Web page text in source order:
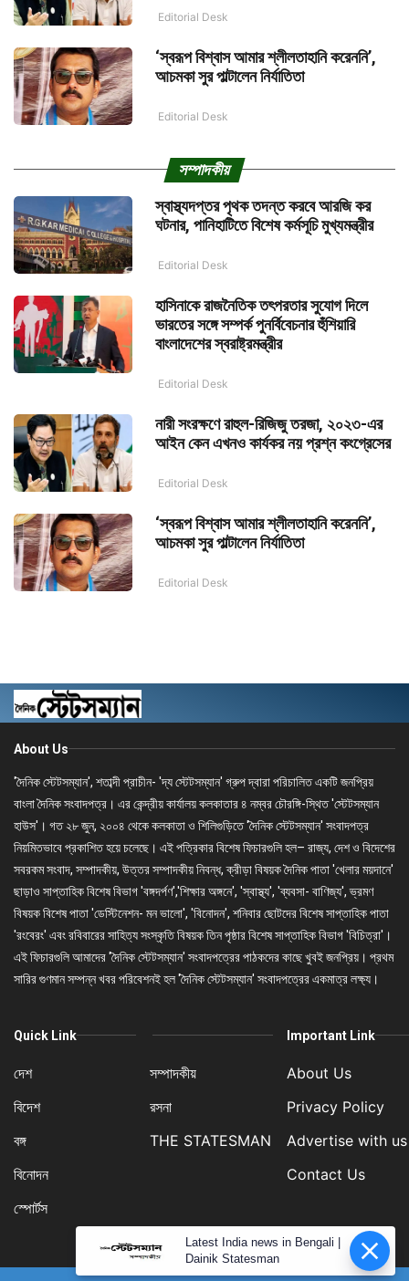
Editorial Desk
‘স্বরূপ বিশ্বাস আমার শ্লীলতাহানি করেননি’,
আচমকা সুর পাল্টালেন নির্যাতিতা
Editorial Desk
সম্পাদকীয়
স্বাস্থ্যদপ্তর পৃথক তদন্ত করবে আরজি কর
ঘটনার, পানিহাটিতে বিশেষ কর্মসূচি মুখ্যমন্ত্রীর
Editorial Desk
হাসিনাকে রাজনৈতিক তৎপরতার সুযোগ দিলে
ভারতের সঙ্গে সম্পর্ক পুনর্বিবেচনার হুঁশিয়ারি
বাংলাদেশের স্বরাষ্ট্রমন্ত্রীর
Editorial Desk
নারী সংরক্ষণে রাহুল-রিজিজু তরজা, ২০২৩-এর
আইন কেন এখনও কার্যকর নয় প্রশ্ন কংগ্রেসের
Editorial Desk
‘স্বরূপ বিশ্বাস আমার শ্লীলতাহানি করেননি’,
আচমকা সুর পাল্টালেন নির্যাতিতা
Editorial Desk
About Us
'দৈনিক স্টেটসম্যান', শতাব্দী প্রাচীন- 'দ্য স্টেটসম্যান' গ্রুপ দ্বারা পরিচালিত একটি জনপ্রিয়
বাংলা দৈনিক সংবাদপত্র। এর কেন্দ্রীয় কার্যালয় কলকাতার ৪ নম্বর চৌরঙ্গি-স্থিত 'স্টেটসম্যান
হাউস'। গত ২৮ জুন, ২০০৪ থেকে কলকাতা ও শিলিগুড়িতে 'দৈনিক স্টেটসম্যান' সংবাদপত্র
নিয়মিতভাবে প্রকাশিত হয়ে চলেছে। এই পত্রিকার বিশেষ ফিচারগুলি হল– রাজ্য, দেশ ও বিদেশের
সবরকম সংবাদ, সম্পাদকীয়, উত্তর সম্পাদকীয় নিবন্ধ, ক্রীড়া বিষয়ক দৈনিক পাতা 'খেলার ময়দানে'
ছাড়াও সাপ্তাহিক বিশেষ বিভাগ 'বঙ্গদর্পণ','শিক্ষার অঙ্গনে', 'স্বাস্থ্য', 'ব্যবসা- বাণিজ্য', ভ্রমণ
বিষয়ক বিশেষ পাতা 'ডেস্টিনেশন- মন ভালো', 'বিনোদন', শনিবার ছোটদের বিশেষ সাপ্তাহিক পাতা
'রংবেরং' এবং রবিবারের সাহিত্য সংস্কৃতি বিষয়ক তিন পৃষ্ঠার বিশেষ সাপ্তাহিক বিভাগ 'বিচিত্রা'।
এই ফিচারগুলি আমাদের 'দৈনিক স্টেটসম্যান' সংবাদপত্রের পাঠকদের কাছে খুবই জনপ্রিয়। প্রথম
সারির গুণমান সম্পন্ন খবর পরিবেশনই হল 'দৈনিক স্টেটসম্যান' সংবাদপত্রের একমাত্র লক্ষ্য।
Quick Link
দেশ
বিদেশ
বঙ্গ
বিনোদন
স্পোর্টস
সম্পাদকীয়
রসনা
THE STATESMAN
Important Link
About Us
Privacy Policy
Advertise with us
Contact Us
Latest India news in Bengali |
Dainik Statesman